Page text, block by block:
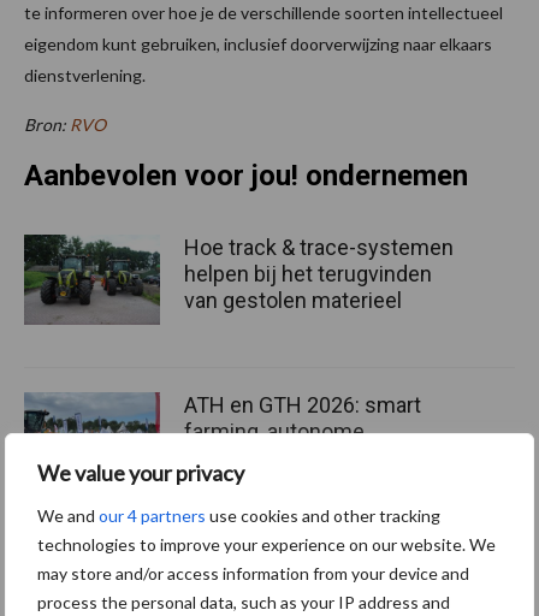
We value your privacy
We and our 4 partners use cookies and other tracking
technologies to improve your experience on our website. We
may store and/or access information from your device and
process the personal data, such as your IP address and
te informeren over hoe je de verschillende soorten intellectueel
eigendom kunt gebruiken, inclusief doorverwijzing naar elkaars
dienstverlening.
Bron: RVO
Aanbevolen voor jou! ondernemen
Hoe track & trace-systemen
helpen bij het terugvinden
van gestolen materieel
ATH en GTH 2026: smart
farming, autonome
energievoorziening
BIG Challenge maakt
voorlopige opbrengst van